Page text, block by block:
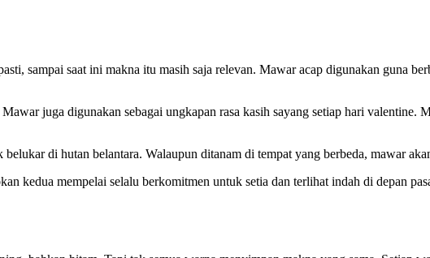
sampai saat ini makna itu masih saja relevan. Mawar acap digunakan guna
juga digunakan sebagai ungkapan rasa kasih sayang setiap hari valentine.
di hutan belantara. Walaupun ditanam di tempat yang berbeda, mawar
kedua mempelai selalu berkomitmen untuk setia dan terlihat indah di depan